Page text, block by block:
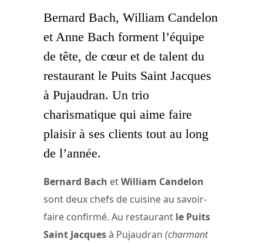
Bernard Bach, William Candelon
et Anne Bach forment l’équipe
de tête, de cœur et de talent du
restaurant le Puits Saint Jacques
à Pujaudran. Un trio
charismatique qui aime faire
plaisir à ses clients tout au long
de l’année.
Bernard Bach etWilliam Candelon
sont deux chefs de cuisine au savoir-
faire confirmé. Au restaurant le Puits
Saint Jacquesà Pujaudran (charmant